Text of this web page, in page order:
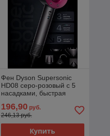
Фен Dyson Supersonic
HD08 серо-розовый с 5
насадками, быстрая
перегрева
196,90 руб.
246,13 руб.
Купить